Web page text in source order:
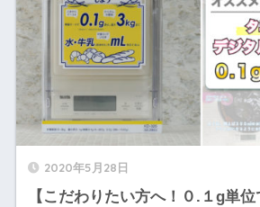
2020年5月28日
【こだわりたい方へ！０.１g単